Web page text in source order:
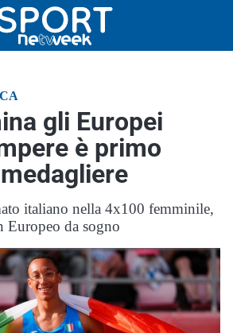
gli Europei
è primo
italiano nella 4x100 femminile,
Europeo da sogno